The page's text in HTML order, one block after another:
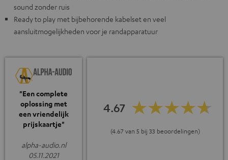
sound zonder ruis
Ready to play met bijbehorende kabelset en veel
aansluitmogelijkheden voor je randapparatuur
"Een complete
oplossing met
een vriendelijk
prijskaartje"
alpha-audio.nl
05.11.2021
4.67
(4.67 van 5 bij 33 beoordelingen)